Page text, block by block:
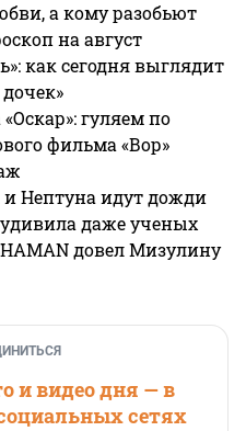
а кому разобьют
на август
как сегодня выглядит
гуляем по
фильма «Вор»
Нептуна идут дожди
удивила даже ученых
довел Мизулину
и видео дня — в
сетях